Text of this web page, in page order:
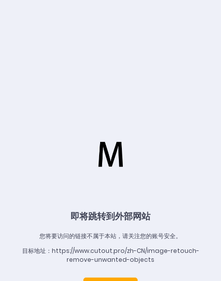
即将跳转到外部网站
您将要访问的链接不属于本站，请关注您的账号安全。
目标地址：https://www.cutout.pro/zh-CN/image-retouch-
remove-unwanted-objects